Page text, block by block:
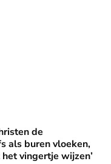
‘Zelfs als
de
als buren vloeken,
vingertje wijzen’